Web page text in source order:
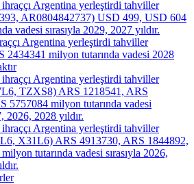
Argentina yerleştirdi tahviller
AR0804842737) USD 499, USD 604
vadesi sırasıyla 2029, 2027 yıldır.
Argentina yerleştirdi tahviller
2434341 milyon tutarında vadesi 2028
Argentina yerleştirdi tahviller
TZXS8) ARS 1218541, ARS
5757084 milyon tutarında vadesi
2026, 2028 yıldır.
Argentina yerleştirdi tahviller
X31L6) ARS 4913730, ARS 1844892,
tutarında vadesi sırasıyla 2026,